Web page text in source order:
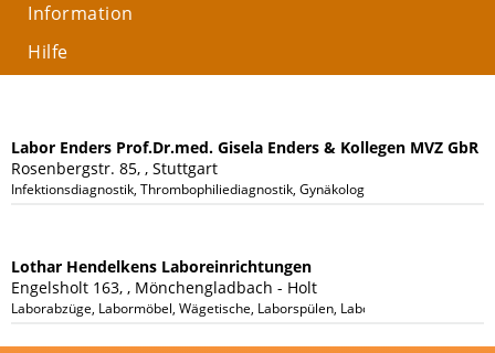
Information
Hilfe
Labor Enders Prof.Dr.med. Gisela Enders & Kollegen MVZ GbR
Rosenbergstr. 85, , Stuttgart
Infektionsdiagnostik, Thrombophiliediagnostik, Gynäkologische
Lothar Hendelkens Laboreinrichtungen
Engelsholt 163, , Mönchengladbach - Holt
Laborabzüge, Labormöbel, Wägetische, Laborspülen, Laborwartungen,